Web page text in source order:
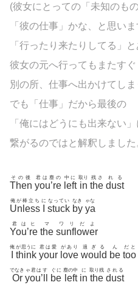
(彼女にとっての「未知のも
「彼の仕事」かな、と思いま
「行ったり来たりしてる」
彼女の元へ行ってもまたすぐ
別の所、仕事へ出かけてしま
でも「仕事」だから最後の
「俺にはどうにも出来ない」
繋がるのではと解釈しました
Then
その後
you’re
君は塵の
left
中に
in
取り
the
残さ
dust
れる
Unless
俺が棒立ち に
stuck
なってい
by
なき
ya
ゃな
You’re
君はヒ
the
マ
sunflower
ワリだよ
俺
think
が思うに
your
君は愛
love
があり
would
過ぎる
be
ん
too
だと
Or
でなき
you’ll
ゃ君はす
be
ぐに
left
塵の中
in
に
the
取り残
dust
される